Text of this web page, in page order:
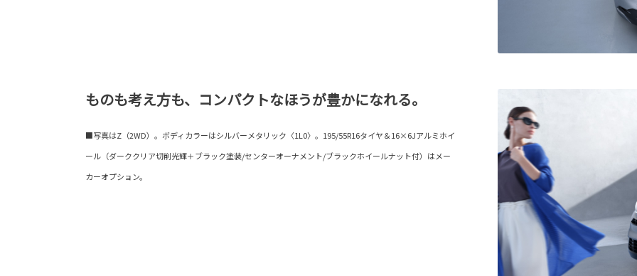
ものも考え方も、コンパクトなほうが豊かになれる。
■写真はZ（2WD）。ボディカラーはシルバーメタリック〈1L0〉。195/55R16タイヤ＆16×6Jアルミホイ
ール（ダーククリア切削光輝＋ブラック塗装/センターオーナメント/ブラックホイールナット付）はメー
カーオプション。